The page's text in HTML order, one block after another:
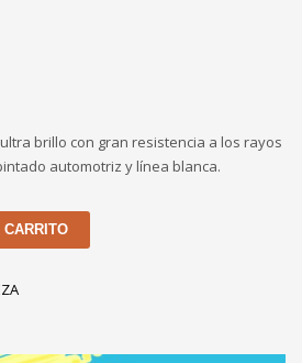
brillo con gran resistencia a los rayos
automotriz y línea blanca.